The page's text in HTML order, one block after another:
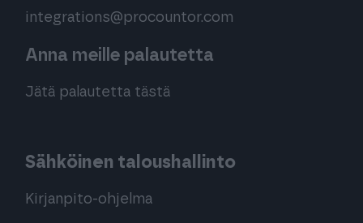
integrations@procountor.com
Anna meille palautetta
Jätä palautetta tästä
Sähköinen taloushallinto
Kirjanpito-ohjelma